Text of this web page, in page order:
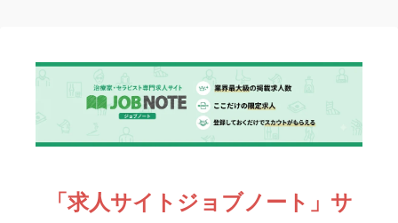
「求人サイトジョブノート」サ